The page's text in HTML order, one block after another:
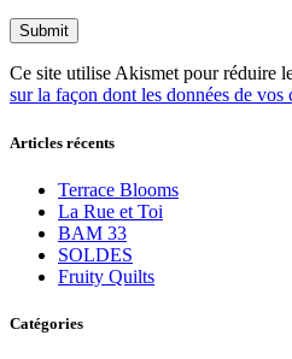
Ce site utilise Akismet pour réduire
sur la façon dont les données de vos
Articles récents
Terrace Blooms
La Rue et Toi
BAM 33
SOLDES
Fruity Quilts
Catégories